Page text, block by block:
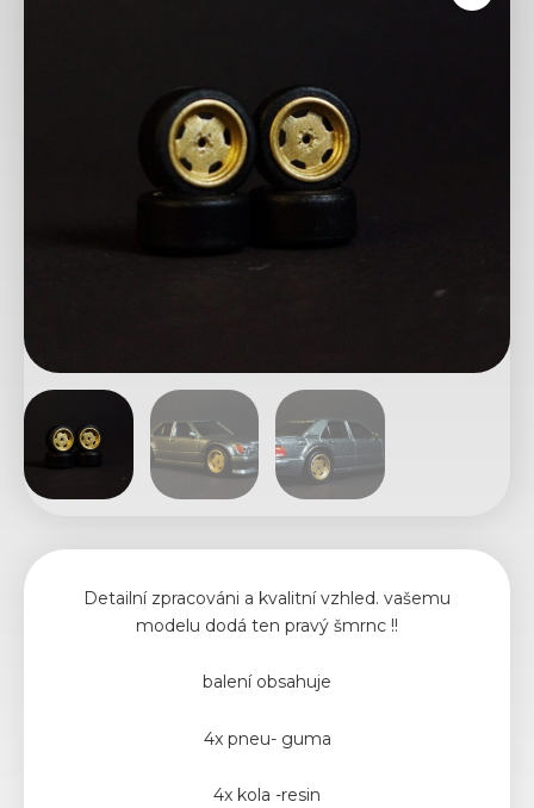
Detailní zpracováni a kvalitní vzhled. vašemu
modelu dodá ten pravý šmrnc !!
balení obsahuje
4x pneu- guma
4x kola -resin